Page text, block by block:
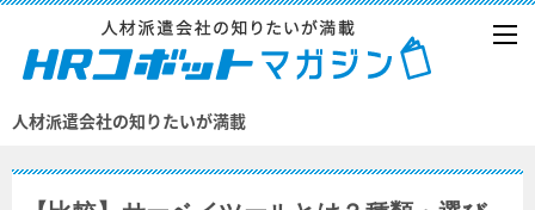
人材派遣会社の知りたいが満載